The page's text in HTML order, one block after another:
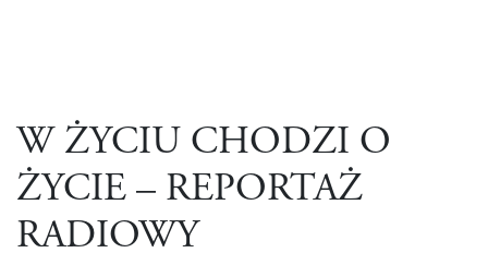
W ŻYCIU CHODZI O
ŻYCIE – REPORTAŻ
RADIOWY